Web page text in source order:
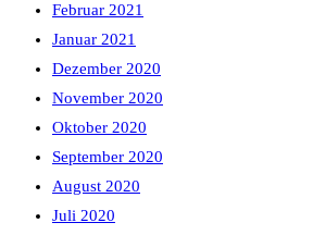
Februar 2021
Januar 2021
Dezember 2020
November 2020
Oktober 2020
September 2020
August 2020
Juli 2020